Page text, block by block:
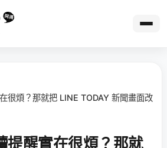
很煩？那就把 LINE TODAY 新聞畫面改
提醒實在很煩？那就